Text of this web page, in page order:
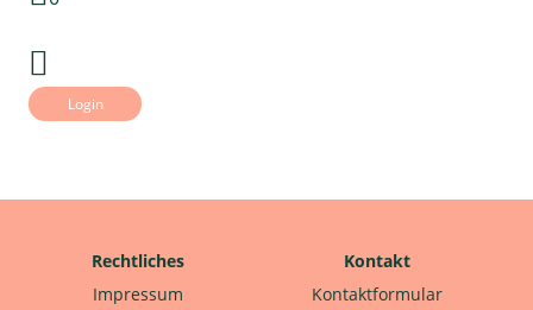
Login
Rechtliches
Impressum
Kontakt
Kontaktformular